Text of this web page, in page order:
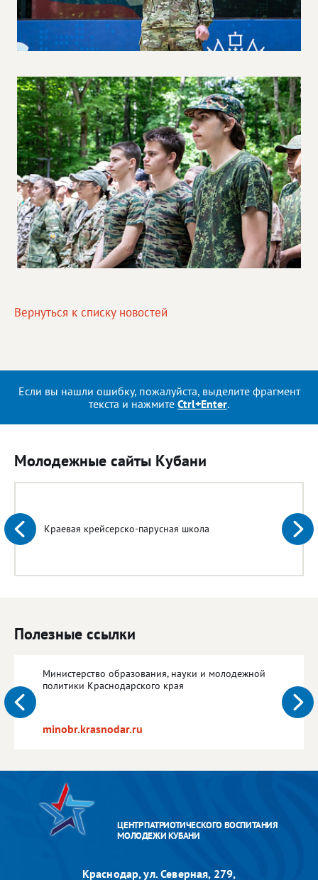
Вернуться к списку новостей
Если вы нашли ошибку, пожалуйста, выделите фрагмент
текста и нажмите Ctrl+Enter.
Молодежные сайты Кубани
Краевая крейсерско-парусная школа
Полезные ссылки
Министерство образования, науки и молодежной
политики Краснодарского края
minobr.krasnodar.ru
ЦЕНТР ПАТРИОТИЧЕСКОГО ВОСПИТАНИЯ
МОЛОДЕЖИ КУБАНИ
Краснодар, ул. Северная, 279,